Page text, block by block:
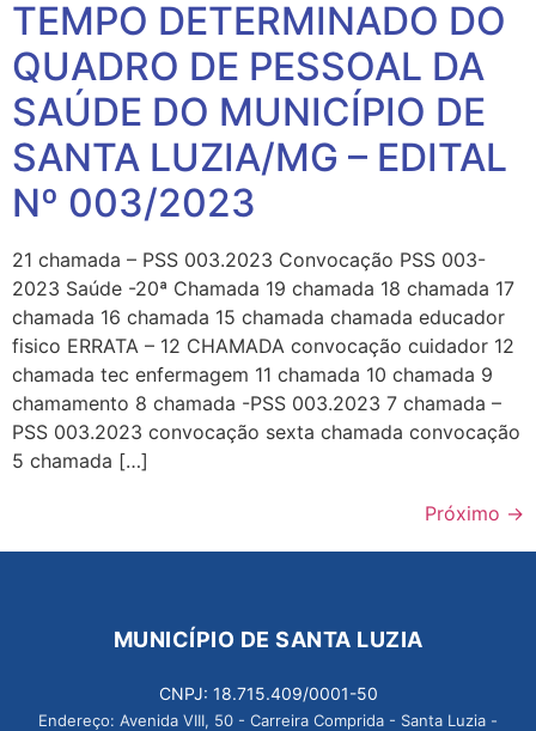
TEMPO DETERMINADO DO
QUADRO DE PESSOAL DA
SAÚDE DO MUNICÍPIO DE
SANTA LUZIA/MG – EDITAL
Nº 003/2023
21 chamada – PSS 003.2023 Convocação PSS 003-
2023 Saúde -20ª Chamada 19 chamada 18 chamada 17
chamada 16 chamada 15 chamada chamada educador
fisico ERRATA – 12 CHAMADA convocação cuidador 12
chamada tec enfermagem 11 chamada 10 chamada 9
chamamento 8 chamada -PSS 003.2023 7 chamada –
PSS 003.2023 convocação sexta chamada convocação
5 chamada […]
Próximo →
MUNICÍPIO DE SANTA LUZIA
CNPJ: 18.715.409/0001-50
Endereço: Avenida VIII, 50 - Carreira Comprida - Santa Luzia -